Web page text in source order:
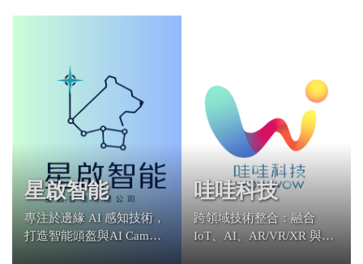
星啟智能
專注於邊緣 AI 感知技術，
打造智能頭盔與AI Cam，
哇哇科技
跨領域技術整合：融合
IoT、AI、AR/VR/XR 與多